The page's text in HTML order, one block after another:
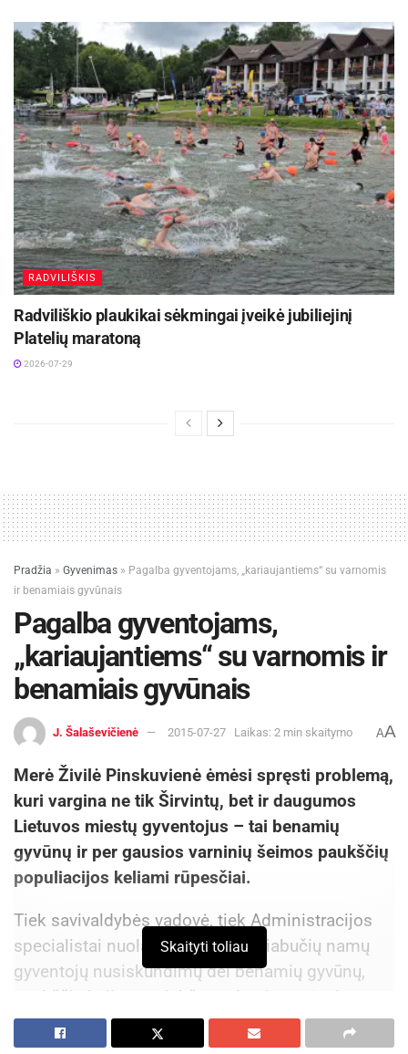
RADVILIŠKIS
Radviliškio plaukikai sėkmingai įveikė jubiliejinį
Platelių maratoną
2026-07-29
Pradžia » Gyvenimas » Pagalba gyventojams, „kariaujantiems“ su varnomis
ir benamiais gyvūnais
Pagalba gyventojams,
„kariaujantiems“ su varnomis ir
benamiais gyvūnais
J. Šalaševičienė 2015-07-27 Laikas: 2 min skaitymo AA
Merė Živilė Pinskuvienė ėmėsi spręsti problemą,
kuri vargina ne tik Širvintų, bet ir daugumos
Lietuvos miestų gyventojus – tai benamių
gyvūnų ir per gausios varninių šeimos paukščių
populiacijos keliami rūpesčiai.
Tiek savivaldybės vadovė, tiek Administracijos
specialistai nuolat sulaukia daugiabučių namų
gyventojų nusiskundimų dėl benamių gyvūnų,
paukščių keliamo triukšmo, dergimo, tėvai
baiminasi dėl galimo infekcinių ligų nešiojimo ir
kt.
Skaityti toliau